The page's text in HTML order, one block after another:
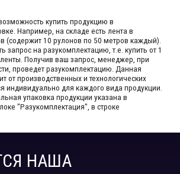
купить продукцию в
Например, на складе​ есть лента в
(содержит 10 рулонов по 50 метров каждый).​
запрос на разукомплектацию, т.е. купить от 1
Получив ваш запрос,​ менеджер, при
проведет разукомплектацию. Данная
от производственных​ и технологических
индивидуально для каждого вида продукции.​
упаковка продукции указана в
"Разукомплектация", в строке
НАША